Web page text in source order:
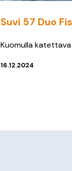
Suvi 57 Duo
Kuomulla
16.12.2024